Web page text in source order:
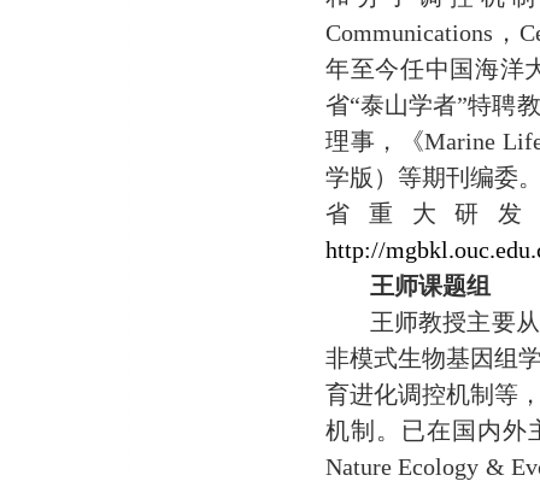
Communications，
年至今任中国海洋
省“泰山学者”特聘
理事，《Marine
学版）等期刊编委
省重大研
http://
王师课题组
王师教授主要
非模式生物基因组
育进化调控机制等
机制。已在国内外
Nature Ecology &